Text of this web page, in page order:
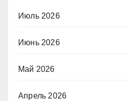
Июль 2026
Июнь 2026
Май 2026
Апрель 2026